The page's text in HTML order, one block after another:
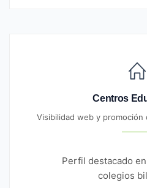
Centros
Visibilidad web y
Perfil destacado
colegios